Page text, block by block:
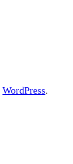
WordPress.